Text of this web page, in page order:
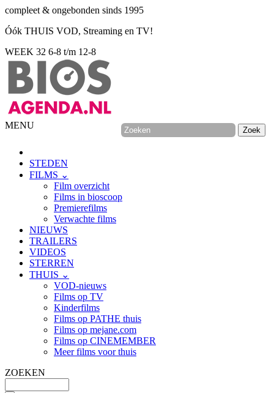
compleet & ongebonden sinds 1995
Óók THUIS VOD, Streaming en TV!
WEEK 32 6-8 t/m 12-8
MENU
STEDEN
FILMS ⌄
Film overzicht
Films in bioscoop
Premierefilms
Verwachte films
NIEUWS
TRAILERS
VIDEOS
STERREN
THUIS ⌄
VOD-nieuws
Films op TV
Kinderfilms
Films op PATHE thuis
Films op mejane.com
Films op CINEMEMBER
Meer films voor thuis
ZOEKEN